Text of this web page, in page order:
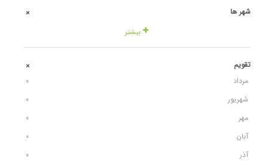
شهر ها +
بیشتر
تقویم +
مرداد
٠
شهریور
٠
مهر
٠
آبان
٠
آذر
٠